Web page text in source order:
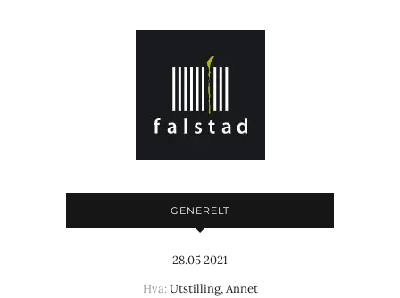
GENERELT
28.05 2021
Hva:Utstilling, Annet